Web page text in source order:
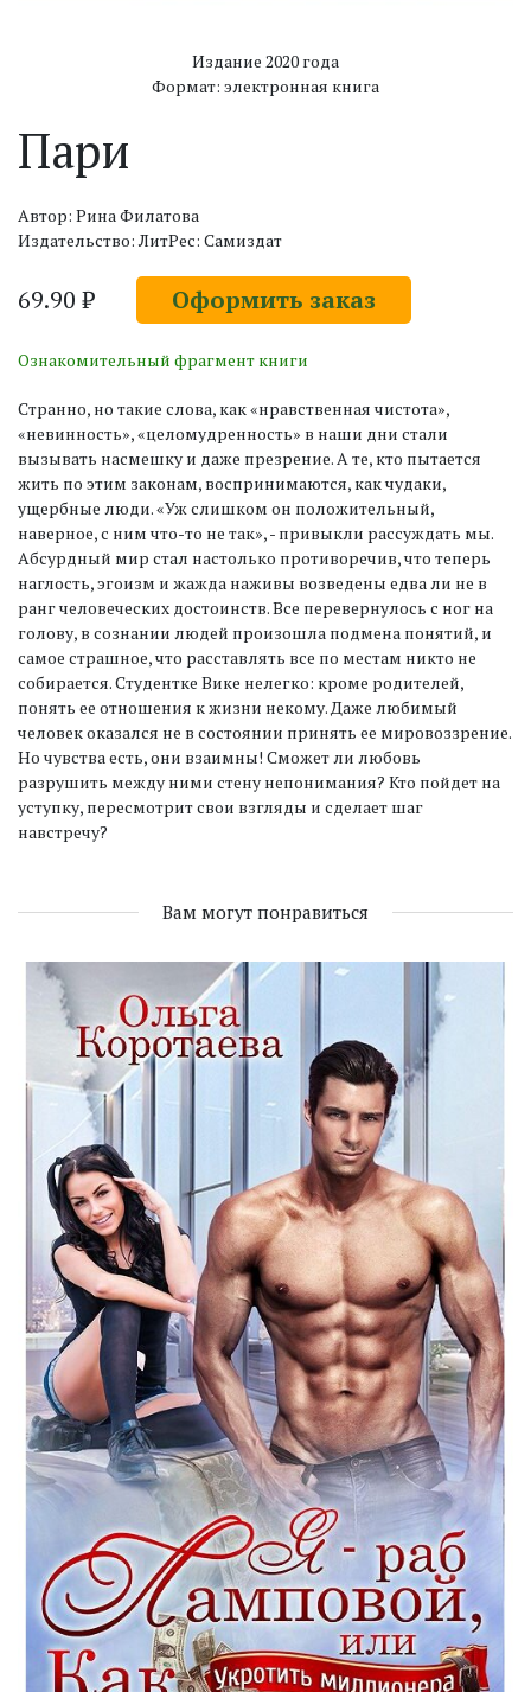
Издание 2020 года
Формат: электронная книга
Пари
Автор: Рина Филатова
Издательство: ЛитРес: Самиздат
69.90 ₽ Оформить заказ
Ознакомительный фрагмент книги
Странно, но такие слова, как «нравственная чистота»,
«невинность», «целомудренность» в наши дни стали
вызывать насмешку и даже презрение. А те, кто пытается
жить по этим законам, воспринимаются, как чудаки,
ущербные люди. «Уж слишком он положительный,
наверное, с ним что-то не так», - привыкли рассуждать мы.
Абсурдный мир стал настолько противоречив, что теперь
наглость, эгоизм и жажда наживы возведены едва ли не в
ранг человеческих достоинств. Все перевернулось с ног на
голову, в сознании людей произошла подмена понятий, и
самое страшное, что расставлять все по местам никто не
собирается. Студентке Вике нелегко: кроме родителей,
понять ее отношения к жизни некому. Даже любимый
человек оказался не в состоянии принять ее мировоззрение.
Но чувства есть, они взаимны! Сможет ли любовь
разрушить между ними стену непонимания? Кто пойдет на
уступку, пересмотрит свои взгляды и сделает шаг
навстречу?
Вам могут понравиться